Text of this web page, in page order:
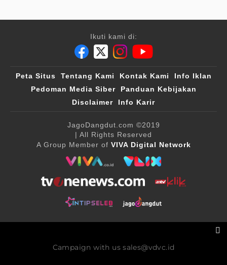
Ikuti kami di:
Peta Situs Tentang Kami Kontak Kami
Info Iklan
Pedoman Media Siber
Panduan Kebijakan
Disclaimer
Info Karir
JagoDangdut.com ©2019
| All Rights Reserved
A Group Member of VIVA Digital Network
